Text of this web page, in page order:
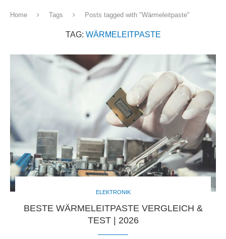
Home Tags Posts tagged with "Wärmeleitpaste"
TAG: WÄRMELEITPASTE
ELEKTRONIK
BESTE WÄRMELEITPASTE VERGLEICH &
TEST | 2026